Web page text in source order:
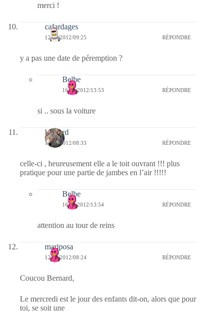
merci !
cafardages
12/09/2012/09:25 RÉPONDRE
y a pas une date de péremption ?
Belbe
16/09/2012/13:53 RÉPONDRE
si .. sous la voiture
louvard
12/09/2012/08:33 RÉPONDRE
celle-ci , heureusement elle a le toit ouvrant !!! plus
pratique pour une partie de jambes en l’air !!!!!
Belbe
16/09/2012/13:54 RÉPONDRE
attention au tour de reins
mariposa
12/09/2012/08:24 RÉPONDRE
Coucou Bernard,
Le mercredi est le jour des enfants dit-on, alors que pour
toi, se soit une